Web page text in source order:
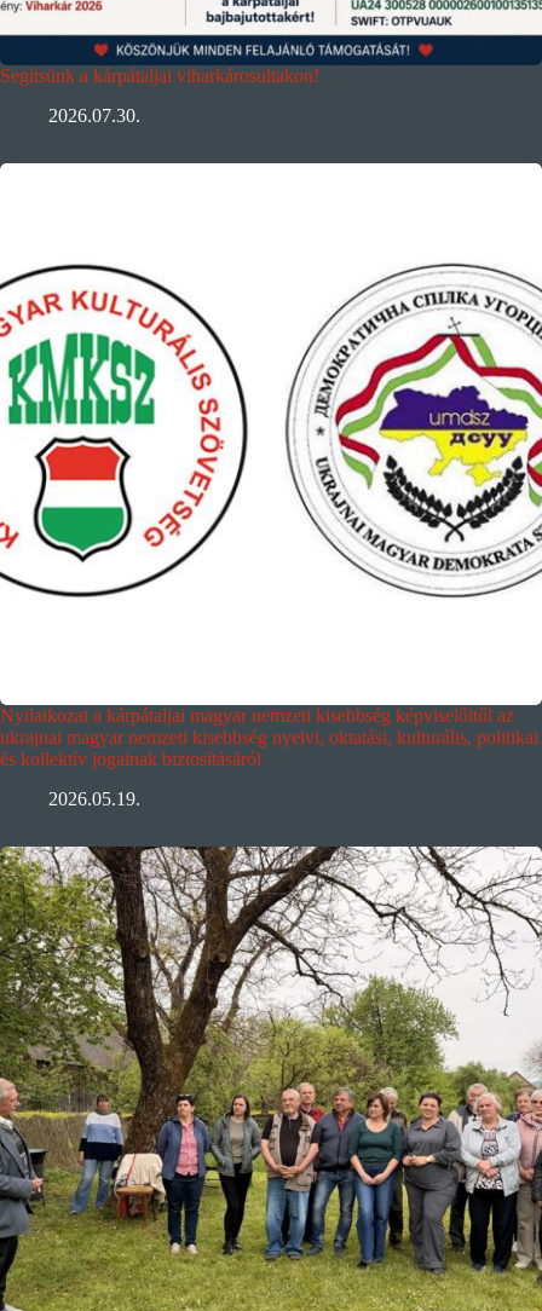
Segítsünk a kárpátaljai viharkárosultakon!
2026.07.30.
Nyilatkozat a kárpátaljai magyar nemzeti kisebbség képviselőitől az
ukrajnai magyar nemzeti kisebbség nyelvi, oktatási, kulturális, politikai
és kollektív jogainak biztosításáról
2026.05.19.